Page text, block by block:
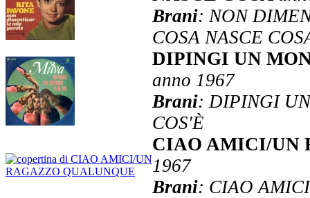
Brani: NON
COSA NASCE
DIPINGI UN
anno 1967
Brani: DIPINGI
COS'È
CIAO AMICI/UN
1967
Brani: CIAO